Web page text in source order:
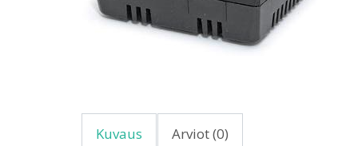
Kuvaus Arviot (0)